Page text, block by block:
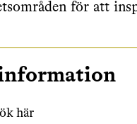
för att
här